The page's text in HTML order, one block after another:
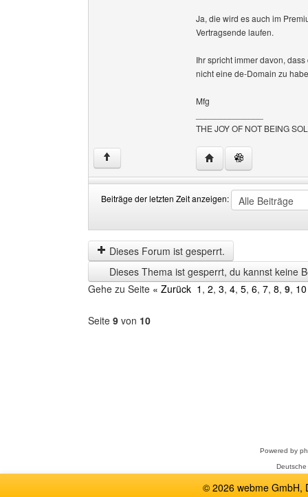
Ja, die wird es auch im
Vertragsende laufen.
Ihr spricht immer davon,
nicht eine de-Domain zu
Mfg
THE JOY OF NOT BEING
↑ Website dieses
Beiträge der letzten Zeit anzeigen:
der
letzten
Zeit
anzeigen
by
Dieses Forum ist gesperrt.
Dieses Thema ist gesperrt, du kannst keine
Gehe zu Seite « Zurück 1 , 2, 3, 4, 5, 6, 7, 8, 9, 10
Seite 9 von 10
Powered by
© 2026 webme GmbH,